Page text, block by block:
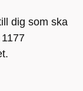
dig som ska